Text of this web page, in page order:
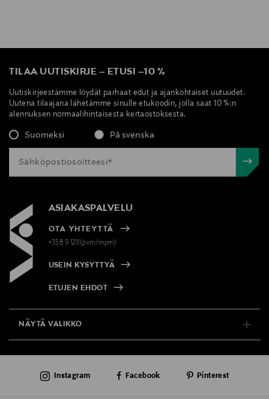
TILAA UUTISKIRJE – ETUSI –10 %
Uutiskirjeestämme löydät parhaat edut ja ajankohtaiset uutuudet.
Uutena tilaajana lähetämme sinulle etukoodin, jolla saat 10 %:n
alennuksen normaalihintaisesta kertaostoksesta.
Suomeksi På svenska
ASIAKASPALVELU
OTA YHTEYTTÄ
+358 9 1211(pvm/mpm)
USEIN KYSYTTYÄ
ETUJEN EHDOT
NÄYTÄ VALIKKO
AJANKOHTAISTA
Instagram Facebook Pinterest